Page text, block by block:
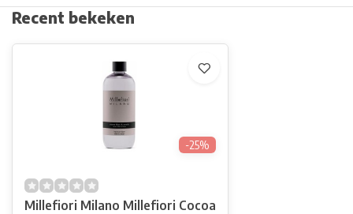
Recent bekeken
-25%
Millefiori Milano Millefiori Cocoa